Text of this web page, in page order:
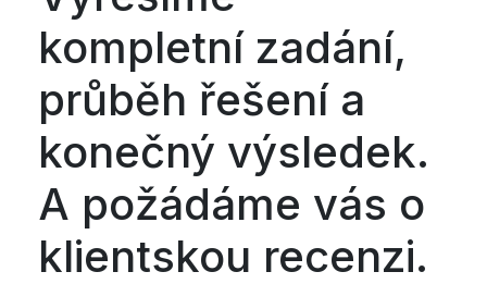
kompletní zadání,
průběh řešení a
konečný výsledek.
A požádáme vás o
klientskou recenzi.